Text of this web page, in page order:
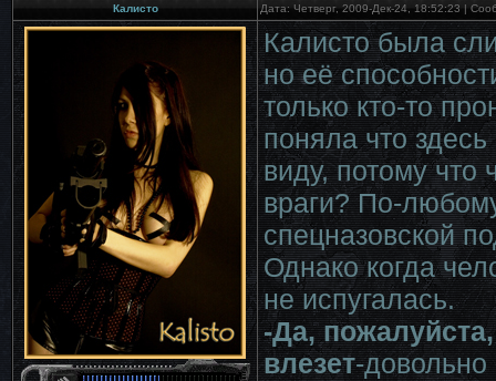
Калисто Дата: Четверг, 2009-Дек-24, 18:52:23 |
Калисто была
но её
только кто-то
поняла что
виду, потому что
враги? По-
спецназовской
Однако когда
не испугалась.
-Да,
влезет-довольно